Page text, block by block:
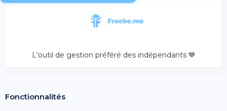
L'outil de gestion préféré des indépendants 💙
Fonctionnalités